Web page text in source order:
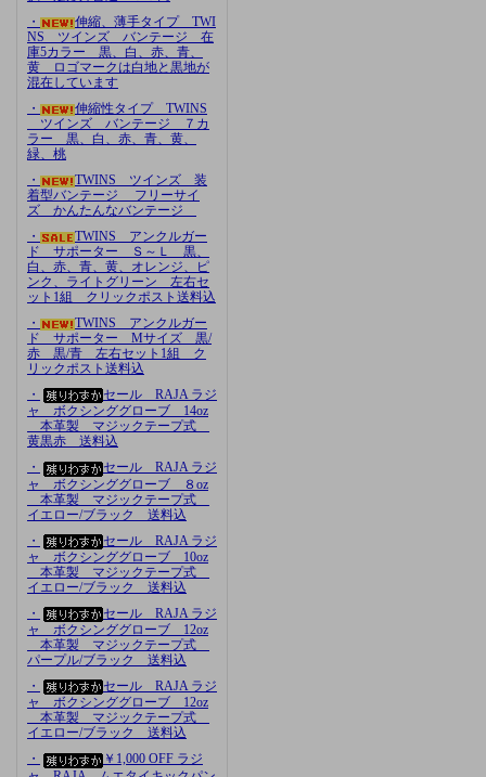
・
伸縮、薄手タイプ TWI
NS ツインズ バンテージ 在
庫5カラー 黒、白、赤、青、
黄 ロゴマークは白地と黒地が
混在しています
・
伸縮性タイプ TWINS
ツインズ バンテージ ７カ
ラー 黒、白、赤、青、黄、
緑、桃
・
TWINS ツインズ 装
着型バンテージ フリーサイ
ズ かんたんなバンテージ
・
TWINS アンクルガー
ド サポーター Ｓ～Ｌ 黒、
白、赤、青、黄、オレンジ、ピ
ンク、ライトグリーン 左右セ
ット1組 クリックポスト送料込
・
TWINS アンクルガー
ド サポーター Mサイズ 黒/
赤 黒/青 左右セット1組 ク
リックポスト送料込
・
セール RAJA ラジ
ャ ボクシンググローブ 14oz
本革製 マジックテープ式
黄黒赤 送料込
・
セール RAJA ラジ
ャ ボクシンググローブ ８oz
本革製 マジックテープ式
イエロー/ブラック 送料込
・
セール RAJA ラジ
ャ ボクシンググローブ 10oz
本革製 マジックテープ式
イエロー/ブラック 送料込
・
セール RAJA ラジ
ャ ボクシンググローブ 12oz
本革製 マジックテープ式
パープル/ブラック 送料込
・
セール RAJA ラジ
ャ ボクシンググローブ 12oz
本革製 マジックテープ式
イエロー/ブラック 送料込
・
￥1,000 OFF ラジ